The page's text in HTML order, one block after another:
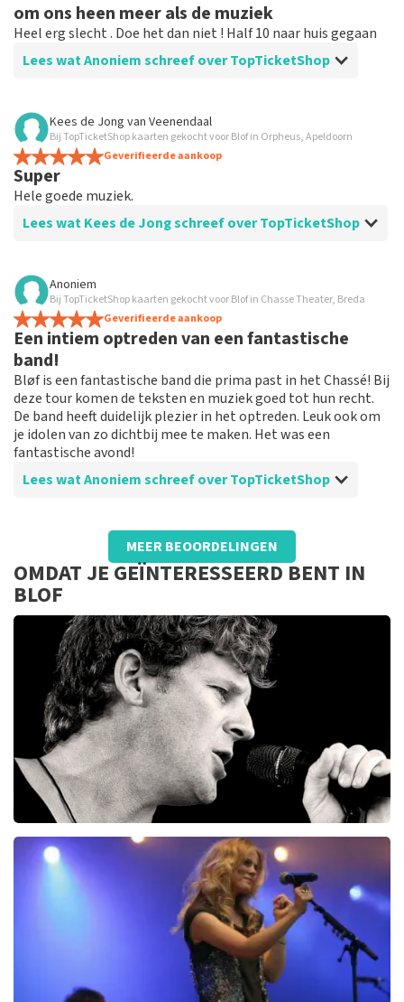
om ons heen meer als de muziek
Heel erg slecht . Doe het dan niet ! Half 10 naar huis gegaan
Lees wat Anoniem schreef over TopTicketShop
Beoordeling van Anoniem over
Blof
Dat gedeelte ging prima ! Alleen muziek viel enorm
tegen ! Als ik dit had geweten had ik niet gegaan
Kees de Jong van Veenendaal
Bij TopTicketShop kaarten gekocht voor Blof in Orpheus, Apeldoorn
Geverifieerde aankoop
Super
Hele goede muziek.
Lees wat Kees de Jong schreef over TopTicketShop
Beoordeling van Kees de Jong over
Alles goed geregeld.
Anoniem
Bij TopTicketShop kaarten gekocht voor Blof in Chasse Theater, Breda
Geverifieerde aankoop
Een intiem optreden van een fantastische
band!
Bløf is een fantastische band die prima past in het Chassé! Bij
deze tour komen de teksten en muziek goed tot hun recht.
De band heeft duidelijk plezier in het optreden. Leuk ook om
je idolen van zo dichtbij mee te maken. Het was een
fantastische avond!
Lees wat Anoniem schreef over TopTicketShop
Beoordeling van Anoniem overTopTicketShop
Duidelijk en perfect geregeld!
Deze site is DE site om concerten en optredens te
boeken! Alles is duidelijk op de site en tickets bestellen
wordt zo makkelijk mogelijk gemaakt. De service is
prima!
MEER BEOORDELINGEN
OMDAT JE GEÏNTERESSEERD BENT IN
BLOF
Racoon
reviews